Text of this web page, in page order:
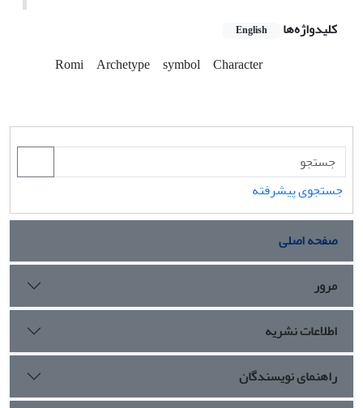
کلیدواژه‌ها English
Romi Archetype symbol Character
جستجوی پیشرفته
صفحه اصلی
مرور
اطلاعات نشریه
راهنمای نویسندگان